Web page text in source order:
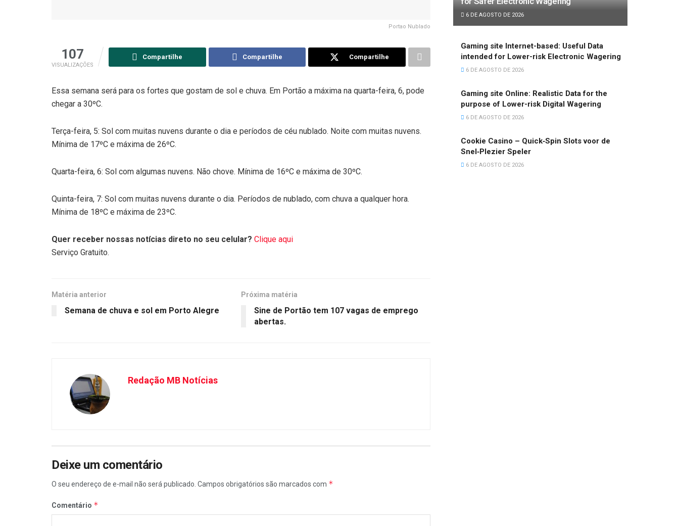
Portao Nublado
107
VISUALIZAÇÕES
Compartilhe Compartilhe Compartilhe
Essa semana será para os fortes que gostam de sol e chuva. Em Portão a máxima na quarta-feira, 6, pode
chegar a 30ºC.
Terça-feira, 5: Sol com muitas nuvens durante o dia e períodos de céu nublado. Noite com muitas nuvens.
Mínima de 17ºC e máxima de 26ºC.
Quarta-feira, 6: Sol com algumas nuvens. Não chove. Mínima de 16ºC e máxima de 30ºC.
Quinta-feira, 7: Sol com muitas nuvens durante o dia. Períodos de nublado, com chuva a qualquer hora.
Mínima de 18ºC e máxima de 23ºC.
Quer receber nossas notícias direto no seu celular? Clique aqui
Serviço Gratuito.
Matéria anterior
Semana de chuva e sol em Porto Alegre
Próxima matéria
Sine de Portão tem 107 vagas de emprego
abertas.
Redação MB Notícias
Deixe um comentário
O seu endereço de e-mail não será publicado. Campos obrigatórios são marcados com *
Comentário *
6 DE AGOSTO DE 2026
Gaming site Internet-based: Useful Data
intended for Lower-risk Electronic Wagering
6 DE AGOSTO DE 2026
Gaming site Online: Realistic Data for the
purpose of Lower-risk Digital Wagering
6 DE AGOSTO DE 2026
Cookie Casino – Quick‑Spin Slots voor de
Snel‑Plezier Speler
6 DE AGOSTO DE 2026